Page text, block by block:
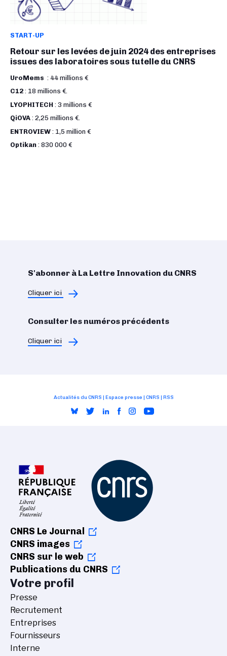
START-UP
Retour sur les levées de juin 2024 des entreprises
issues des laboratoires sous tutelle du CNRS
UroMems : 44 millions €
C12 : 18 millions €.
LYOPHITECH : 3 millions €
QiOVA : 2,25 millions €.
ENTROVIEW : 1,5 million €
Optikan : 830 000 €
S'abonner à La Lettre Innovation du CNRS
Cliquer ici
Consulter les numéros précédents
Cliquer ici
Actualités du CNRS | Espace presse | CNRS | RSS
CNRS Le Journal
CNRS images
CNRS sur le web
Publications du CNRS
Votre profil
Presse
Recrutement
Entreprises
Fournisseurs
Interne